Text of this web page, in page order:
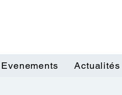
Evenements Actualités